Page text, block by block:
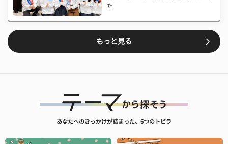
た
もっと見る
あなたへのきっかけが詰まった、6つのトビラ